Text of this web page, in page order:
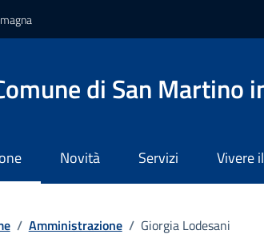
di San Martino
Novità Servizi Vivere
/ Amministrazione / Giorgia Lodesani